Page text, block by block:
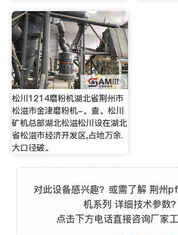
松川1214磨粉机湖北省荆州市
松滋市金津磨粉机-。查。松川
矿机总部湖北松滋松川设在湖北
省松滋市经济开发区,占地万余.
大口径破。
对此设备感兴趣？或需了解 荆州
机系列 详细技术参数？
点击下方电话直接咨询厂家工